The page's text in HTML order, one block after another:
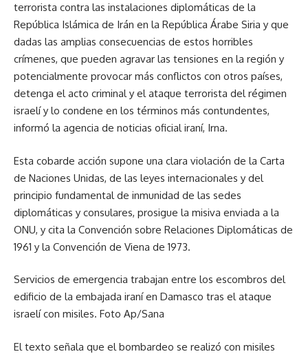
terrorista contra las instalaciones diplomáticas de la
República Islámica de Irán en la República Árabe Siria y que
dadas las amplias consecuencias de estos horribles
crímenes, que pueden agravar las tensiones en la región y
potencialmente provocar más conflictos con otros países,
detenga el acto criminal y el ataque terrorista del régimen
israelí y lo condene en los términos más contundentes,
informó la agencia de noticias oficial iraní, Irna.
Esta cobarde acción supone una clara violación de la Carta
de Naciones Unidas, de las leyes internacionales y del
principio fundamental de inmunidad de las sedes
diplomáticas y consulares, prosigue la misiva enviada a la
ONU, y cita la Convención sobre Relaciones Diplomáticas de
1961 y la Convención de Viena de 1973.
Servicios de emergencia trabajan entre los escombros del
edificio de la embajada iraní en Damasco tras el ataque
israelí con misiles. Foto Ap/Sana
El texto señala que el bombardeo se realizó con misiles